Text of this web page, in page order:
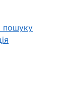
пошуку